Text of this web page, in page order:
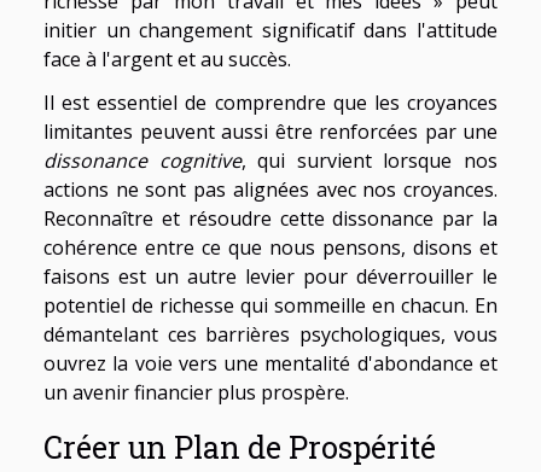
initier un changement significatif dans l'attitude
face à l'argent et au succès.
Il est essentiel de comprendre que les croyances
limitantes peuvent aussi être renforcées par une
dissonance cognitive, qui survient lorsque nos
actions ne sont pas alignées avec nos croyances.
Reconnaître et résoudre cette dissonance par la
cohérence entre ce que nous pensons, disons et
faisons est un autre levier pour déverrouiller le
potentiel de richesse qui sommeille en chacun. En
démantelant ces barrières psychologiques, vous
ouvrez la voie vers une mentalité d'abondance et
un avenir financier plus prospère.
Créer un Plan de Prospérité